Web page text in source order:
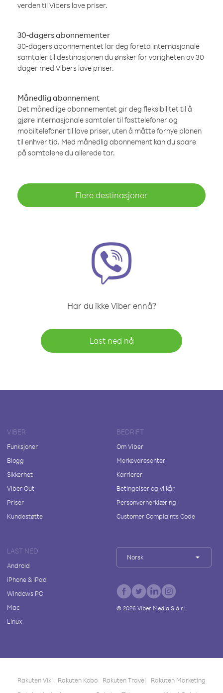
verden til Vibers lave priser.
30-dagers abonnementer
30-dagers abonnementet lar deg foreta internasjonale
samtaler til destinasjonen du ønsker for varigheten av 30
dager med Vibers lave priser.
Månedlig abonnement
Det månedlige abonnementet gir deg fleksibilitet til å
gjøre internasjonale samtaler til fasttelefoner og
mobiltelefoner til lave priser, uten å måtte fornye planen
til enhver tid. Med månedlig abonnement kan du spare
på samtalene du allerede tar.
Flere destinasjoner
Har du ikke Viber ennå?
Last ned nå
VIBER
Funksjoner
Blogg
Sikkerhet
Viber Out
Priser
Kundestøtte
BEDRIFT
Om Viber
Merkevaresenter
Karrierer
Betingelser og vilkår
Personvernerklæring
Customer Complaints Code
LAST NED
Android
iPhone & iPad
Windows PC
Mac
Linux
Norsk
© 2026Viber Media S.à r.l.
Rakuten Viki Rakuten Kobo Rakuten Travel
Rakuten Marketing